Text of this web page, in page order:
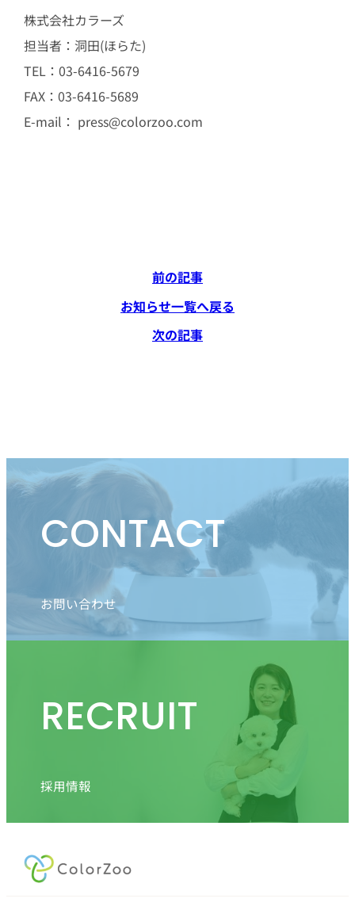
株式会社カラーズ
担当者：洞田(ほらた)
TEL：03-6416-5679
FAX：03-6416-5689
E-mail： press@colorzoo.com
前の記事
お知らせ一覧へ戻る
次の記事
CONTACT
お問い合わせ
RECRUIT
採用情報